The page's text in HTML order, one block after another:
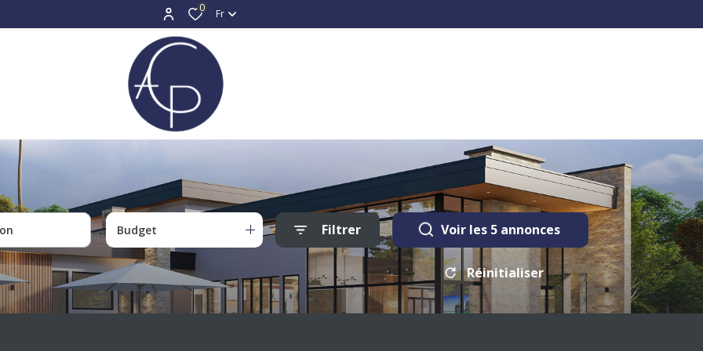
0 Fr
Budget Filtrer Voir les 5 annonces
Réinitialiser